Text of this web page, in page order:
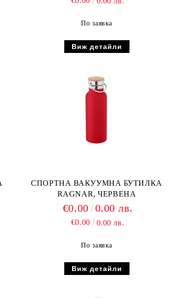
По заявка
Виж детайли
СПОРТНА ВАКУУМНА БУТИЛКА
RAGNAR, ЧЕРВЕНА
€0.00 0.00 лв.
€0.00 0.00 лв.
По заявка
Виж детайли